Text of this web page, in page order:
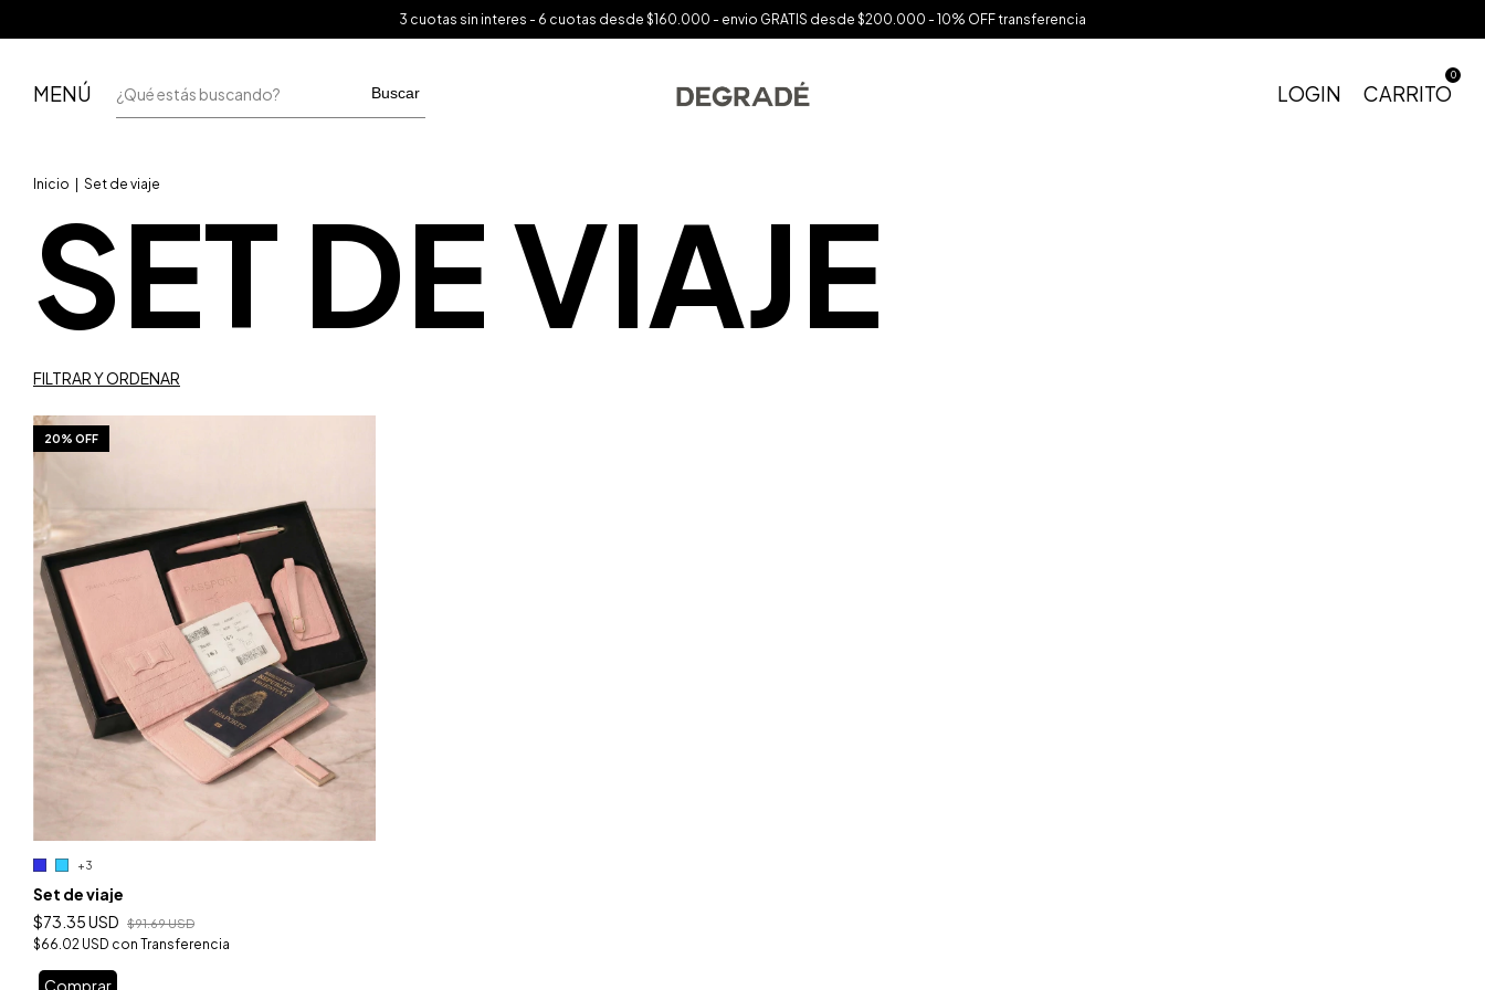
3 cuotas sin interes - 6 cuotas desde $160.000 - envio GRATIS desde $200.000 - 10% OFF transferencia
MENÚ Buscar LOGIN CARRITO
0
Inicio Set de viaje
SET DE VIAJE
FILTRAR Y ORDENAR
20% OFF
+3
Set de viaje
$73.35 USD
$91.69 USD
$66.02 USD con Transferencia
Comprar